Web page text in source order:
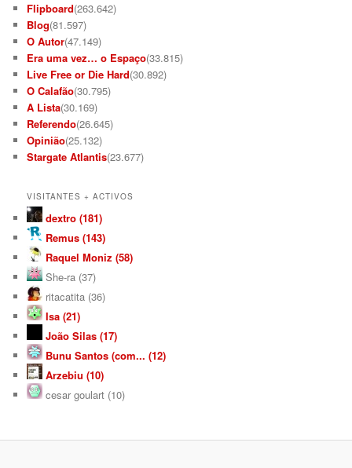
Flipboard(263.642)
Blog(81.597)
O Autor(47.149)
Era uma vez… o Espaço(33.815)
Live Free or Die Hard(30.892)
O Calafão(30.795)
A Lista(30.169)
Referendo(26.645)
Opinião(25.132)
Stargate Atlantis(23.677)
VISITANTES + ACTIVOS
dextro (181)
Remus (143)
Raquel Moniz (58)
She-ra (37)
ritacatita (36)
Isa (21)
João Silas (17)
Bunu Santos (com... (12)
Arzebiu (10)
cesar goulart (10)